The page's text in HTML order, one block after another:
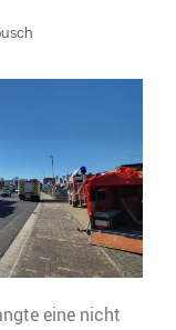
eine nicht